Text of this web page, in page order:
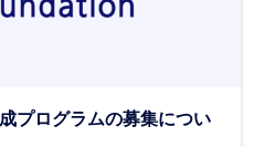
プログラムの募集につい